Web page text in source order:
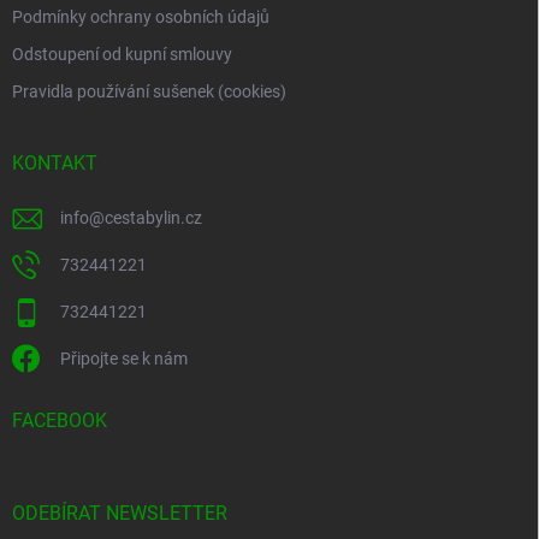
Podmínky ochrany osobních údajů
Odstoupení od kupní smlouvy
Pravidla používání sušenek (cookies)
KONTAKT
info@cestabylin.cz
732441221
732441221
Připojte se k nám
FACEBOOK
ODEBÍRAT NEWSLETTER